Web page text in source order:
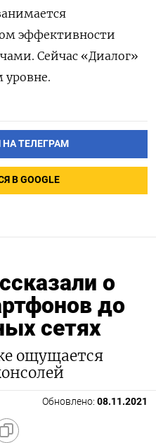
эффективности
Сейчас «Диалог»
уровне.
ТЕЛЕГРАМ
В GOOGLE
о
до
сетях
ощущается
Обновлено: 08.11.2021